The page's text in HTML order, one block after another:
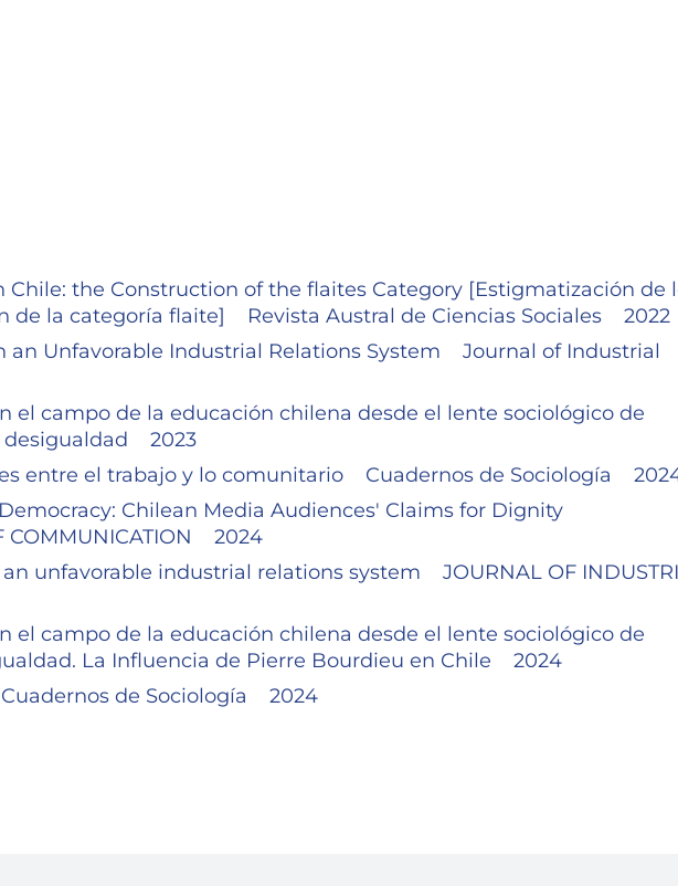
the Construction of the flaites Category [Estigmatización de
de la categoría flaite] Revista Austral de Ciencias Sociales 2022
an Unfavorable Industrial Relations System Journal of Industrial
el campo de la educación chilena desde el lente sociológico de
2023
entre el trabajo y lo comunitario Cuadernos de Sociología
Chilean Media Audiences' Claims for Dignity
COMMUNICATION 2024
unfavorable industrial relations system JOURNAL OF
el campo de la educación chilena desde el lente sociológico de
La Influencia de Pierre Bourdieu en Chile 2024
de Sociología 2024